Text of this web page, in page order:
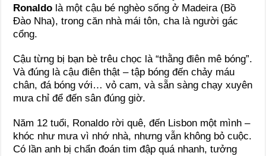
Ronaldo là một cậu bé nghèo sống ở Madeira (Bồ
Đào Nha), trong căn nhà mái tôn, cha là người gác
cổng.
Cậu từng bị bạn bè trêu chọc là “thằng điên mê bóng”.
Và đúng là cậu điên thật – tập bóng đến chảy máu
chân, đá bóng với… vỏ cam, và sẵn sàng chạy xuyên
mưa chỉ để đến sân đúng giờ.
Năm 12 tuổi, Ronaldo rời quê, đến Lisbon một mình –
khóc như mưa vì nhớ nhà, nhưng vẫn không bỏ cuộc.
Có lần anh bị chẩn đoán tim đập quá nhanh, tưởng